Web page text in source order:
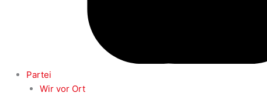
Partei
Wir vor Ort